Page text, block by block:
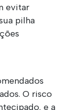
evitar
pilha
O risco
e a